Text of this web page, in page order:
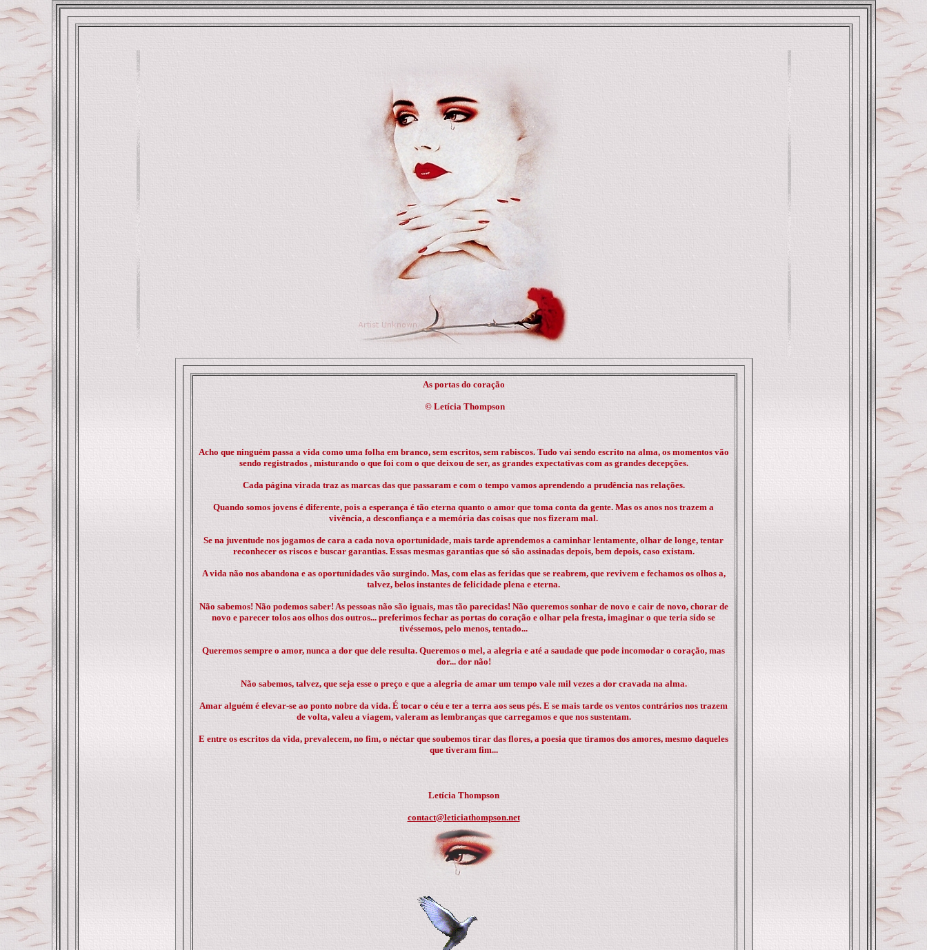
As portas do coração
©Letícia Thompson
Acho que ninguém passa a vida como uma folha em branco, sem escritos, sem rabiscos. Tudo vai sendo escrito na alma, os momentos vão
sendo registrados , misturando o que foi com o que deixou de ser, as grandes expectativas com as grandes decepções.
Cada página virada traz as marcas das que passaram e com o tempo vamos aprendendo a prudência nas relações.
Quando somos jovens é diferente, pois a esperança é tão eterna quanto o amor que toma conta da gente. Mas os anos nos trazem a
vivência, a desconfiança e a memória das coisas que nos fizeram mal.
Se na juventude nos jogamos de cara a cada nova oportunidade, mais tarde aprendemos a caminhar lentamente, olhar de longe, tentar
reconhecer os riscos e buscar garantias. Essas mesmas garantias que só são assinadas depois, bem depois, caso existam.
A vida não nos abandona e as oportunidades vão surgindo. Mas, com elas as feridas que se reabrem, que revivem e fechamos os olhos a,
talvez, belos instantes de felicidade plena e eterna.
Não sabemos! Não podemos saber! As pessoas não são iguais, mas tão parecidas! Não queremos sonhar de novo e cair de novo, chorar de
novo e parecer tolos aos olhos dos outros... preferimos fechar as portas do coração e olhar pela fresta, imaginar o que teria sido se
tivéssemos, pelo menos, tentado...
Queremos sempre o amor, nunca a dor que dele resulta. Queremos o mel, a alegria e até a saudade que pode incomodar o coração, mas
dor... dor não!
Não sabemos, talvez, que seja esse o preço e que a alegria de amar um tempo vale mil vezes a dor cravada na alma.
Amar alguém é elevar-se ao ponto nobre da vida. É tocar o céu e ter a terra aos seus pés. E se mais tarde os ventos contrários nos trazem
de volta, valeu a viagem, valeram as lembranças que carregamos e que nos sustentam.
E entre os escritos da vida, prevalecem, no fim, o néctar que soubemos tirar das flores, a poesia que tiramos dos amores, mesmo daqueles
que tiveram fim...
Letícia Thompson
contact@leticiathompson.net